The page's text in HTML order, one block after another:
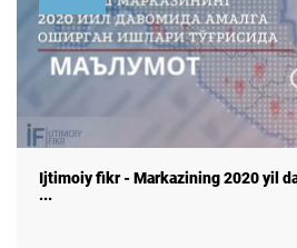
Ijtimoiy fikr - Markazining 2020 yil
...